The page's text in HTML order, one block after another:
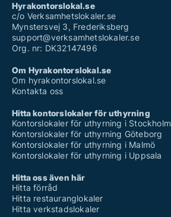
Hyrakontorslokal.se
c/o Verksamhetslokaler.se
Mynstersvej 3, Frederiksberg
support@verksamhetslokaler.se
Org. nr: DK32147496
Om Hyrakontorslokal.se
Om hyrakontorslokal.se
Kontakta oss
Hitta kontorslokaler för uthyrning
Kontorslokaler för uthyrning i Stockholm
Kontorslokaler för uthyrning Göteborg
Kontorslokaler för uthyrning i Malmö
Kontorslokaler för uthyrning i Uppsala
Hitta oss även här
Hitta förråd
Hitta restauranglokaler
Hitta verkstadslokaler